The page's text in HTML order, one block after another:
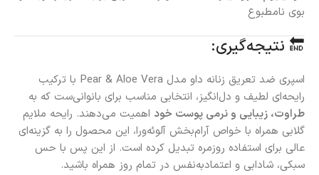
بوی نامطبوع
🔚 نتیجه‌گیری:
اسپری ضد تعریق زنانه داو مدل Pear & Aloe Vera با ترکیب
رایحه‌ای لطیف و دل‌انگیز، انتخابی مناسب برای بانوانی‌ست که به
طراوت، زیبایی و نرمی پوست خود اهمیت می‌دهند. رایحه ملایم
گلابی همراه با خواص آرام‌بخش آلوئه‌ورا، این محصول را به گزینه‌ای
عالی برای استفاده روزمره تبدیل کرده است. از این پس با حس
سبکی، شادابی و اعتمادبه‌نفس در تمام روز همراه باشید.